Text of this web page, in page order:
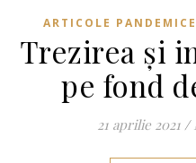
ARTICOLE PANDEMICE
Trezirea și
pe fond
21 aprilie 2021 /